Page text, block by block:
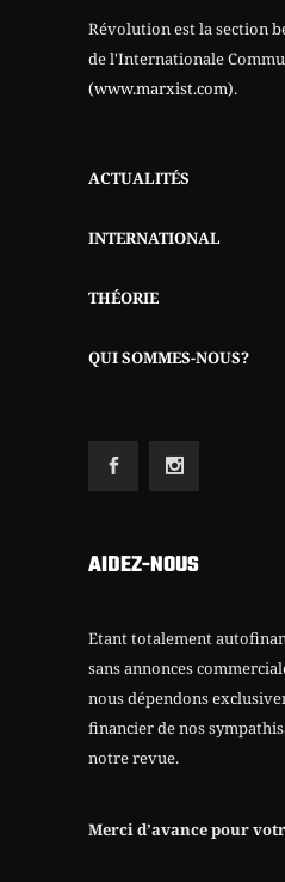
Révolution est la section
de l'Internationale
(www.marxist.com).
ACTUALITÉS
INTERNATIONAL
THÉORIE
QUI SOMMES-NOUS?
AIDEZ-NOUS
Etant totalement
sans annonces
nous dépendons
financier de nos
notre revue.
Merci d’avance pour